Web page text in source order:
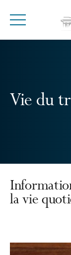
Menu
Vie du
la vie